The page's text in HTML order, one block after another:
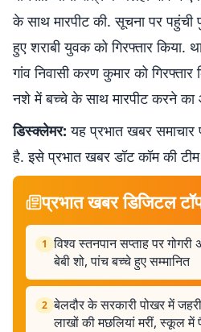
के साथ मारपीट की. सूचना पर पहुंची
हुए शराबी युवक को गिरफ्तार किया.
गांव निवासी करण कुमार को
नशे में बच्चे के साथ मारपीट करने का
डिस्क्लेमर: यह प्रभात खबर
है. इसे प्रभात खबर डॉट कॉम की टीम
प्रभात खबर डिजिटल
1 विश्व स्तनपान सप्ताह पर
बेबी शो, पांच बच्चे हुए सम्मानित
2 बेलदौर के सरकारी पोखर में
लाखों की मछलियां मरीं, स्कूल में